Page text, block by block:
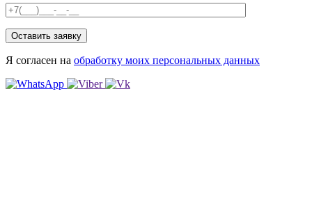
Я согласен на обработку моих персональных данных